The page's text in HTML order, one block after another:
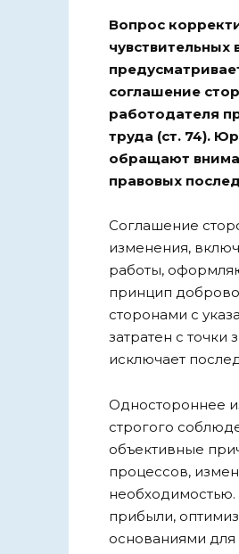
Вопрос
соглашение
работодателя
труда (ст. 74).
обращают
правовых
Соглашение
изменения,
работы,
принцип
сторонами с
затратен с
исключает
Одностороннее
строгого
объективные
процессов,
прибыли,
основаниями для